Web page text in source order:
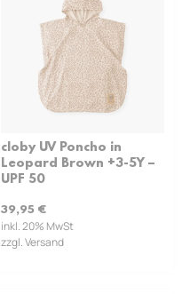
cloby UV Poncho in
Leopard Brown +3-5Y –
UPF 50
39,95 €
inkl. 20% MwSt
zzgl. Versand